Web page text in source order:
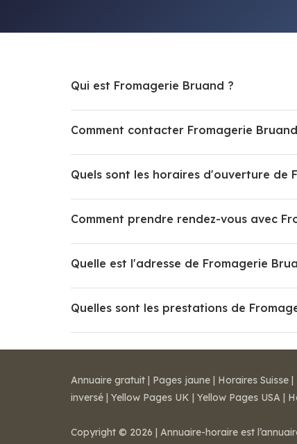
Qui est Fromagerie Bruand ?
Comment contacter Fromagerie
Quels sont les horaires d'ouverture de
Comment prendre rendez-vous avec
Quelle est l'adresse de Fromagerie
Quelles sont les prestations de
Annuaire gratuit | Pages jaune | Horaires Suisse |
inversé | Yellow Pages UK | Yellow Pages USA |
Copyright © 2026 | Annuaire-horaire est